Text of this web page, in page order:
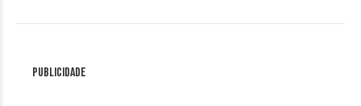
Publicidade